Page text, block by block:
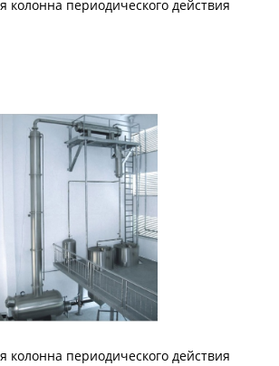
роторные испарители
роторные испарители
Морозильные
камеры
шкафы промышленные
колонна периодического действия
колонна периодического действия